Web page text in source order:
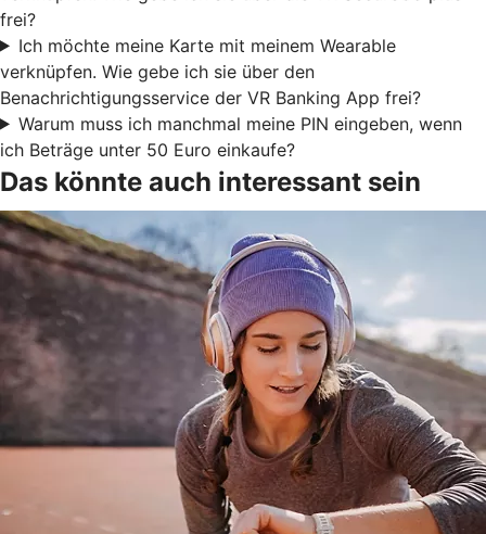
frei?
Ich möchte meine Karte mit meinem Wearable
verknüpfen. Wie gebe ich sie über den
Benachrichtigungsservice der VR Banking App frei?
Warum muss ich manchmal meine PIN eingeben, wenn
ich Beträge unter 50 Euro einkaufe?
Das könnte auch interessant sein